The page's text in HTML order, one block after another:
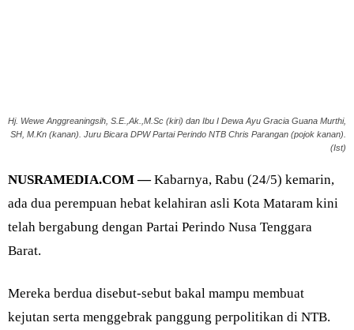
Hj. Wewe Anggreaningsih, S.E.,Ak.,M.Sc (kiri) dan Ibu I Dewa Ayu Gracia Guana Murthi,
SH, M.Kn (kanan). Juru Bicara DPW Partai Perindo NTB Chris Parangan (pojok kanan).
(Ist)
NUSRAMEDIA.COM —Kabarnya, Rabu (24/5) kemarin,
ada dua perempuan hebat kelahiran asli Kota Mataram kini
telah bergabung dengan Partai Perindo Nusa Tenggara
Barat.
Mereka berdua disebut-sebut bakal mampu membuat
kejutan serta menggebrak panggung perpolitikan di NTB.